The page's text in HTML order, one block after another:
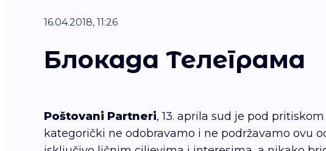
16.04.2018, 11:26
Блокада Телеграма
Poštovani Partneri, 13. aprila sud je pod
kategorički ne odobravamo i ne podržavamo ovu